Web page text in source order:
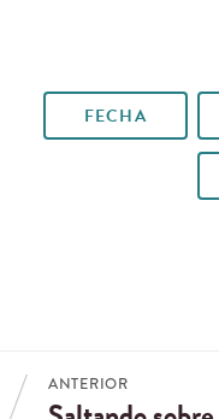
FECHA
ANTERIOR